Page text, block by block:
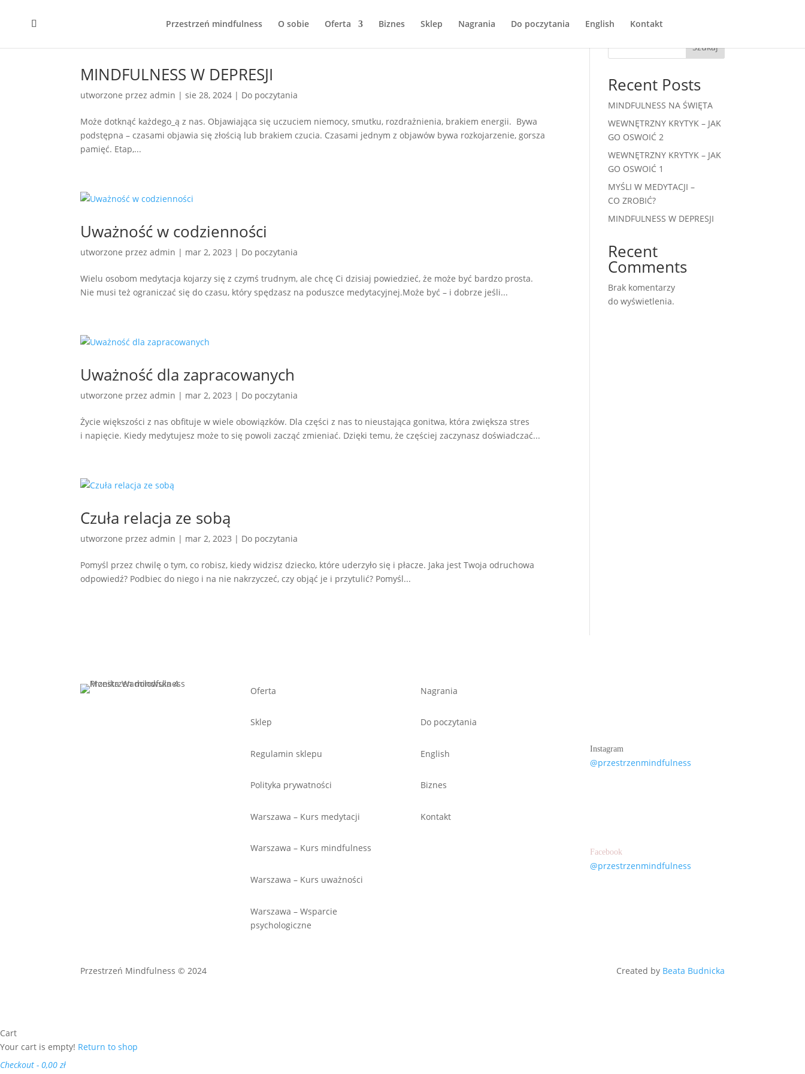
Przestrzeń mindfulness O sobie Oferta Biznes Sklep Nagrania Do poczytania English Kontakt
MINDFULNESS W DEPRESJI
utworzone przezadmin |sie 28, 2024 | Do poczytania
Może dotknąć każdego_ą z nas. Objawiająca się uczuciem niemocy, smutku, rozdrażnienia, brakiem energii. Bywa
podstępna – czasami objawia się złością lub brakiem czucia. Czasami jednym z objawów bywa rozkojarzenie, gorsza
pamięć. Etap,...
Uważność w codzienności
utworzone przezadmin | mar 2, 2023 | Do poczytania
Wielu osobom medytacja kojarzy się z czymś trudnym, ale chcę Ci dzisiaj powiedzieć, że może być bardzo prosta.
Nie musi też ograniczać się do czasu, który spędzasz na poduszce medytacyjnej.Może być – i dobrze jeśli...
Uważność dla zapracowanych
utworzone przezadmin | mar 2, 2023 | Do poczytania
Życie większości z nas obfituje w wiele obowiązków. Dla części z nas to nieustająca gonitwa, która zwiększa stres
i napięcie. Kiedy medytujesz może to się powoli zacząć zmieniać. Dzięki temu, że częściej zaczynasz doświadczać...
Czuła relacja ze sobą
utworzone przezadmin | mar 2, 2023 | Do poczytania
Pomyśl przez chwilę o tym, co robisz, kiedy widzisz dziecko, które uderzyło się i płacze. Jaka jest Twoja odruchowa
odpowiedź? Podbiec do niego i na nie nakrzyczeć, czy objąć je i przytulić? Pomyśl...
Szukaj
Recent Posts
MINDFULNESS NA ŚWIĘTA
WEWNĘTRZNY KRYTYK – JAK
GO OSWOIĆ 2
WEWNĘTRZNY KRYTYK – JAK
GO OSWOIĆ 1
MYŚLI W MEDYTACJI –
CO ZROBIĆ?
MINDFULNESS W DEPRESJI
Recent
Comments
Brak komentarzy
do wyświetlenia.
Oferta
Sklep
Regulamin sklepu
Polityka prywatności
Warszawa – Kurs medytacji
Warszawa – Kurs mindfulness
Warszawa – Kurs uważności
Warszawa – Wsparcie
psychologiczne
Nagrania
Do poczytania
English
Biznes
Kontakt
Instagram
@przestrzenmindfulness
Facebook
@przestrzenmindfulness
Przestrzeń Mindfulness © 2024 Created by Beata Budnicka
Cart
Your cart is empty! Return to shop
Checkout - 0,00 zł